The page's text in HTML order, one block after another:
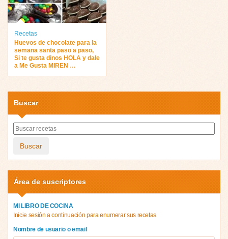
Recetas
Huevos de chocolate para la
semana santa paso a paso,
Si te gusta dinos HOLA y dale
a Me Gusta MIREN …
Buscar
Buscar
Área de suscriptores
MI LIBRO DE COCINA
Inicie sesión a continuación para enumerar sus recetas
Nombre de usuario o email